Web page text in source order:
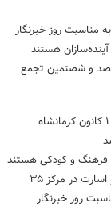
مناسبت روز خبرنگار
هستند
و شصتمین تجمع
فرهنگ و کودکی هستند
در مرکز ۳۵
روز خبرنگار